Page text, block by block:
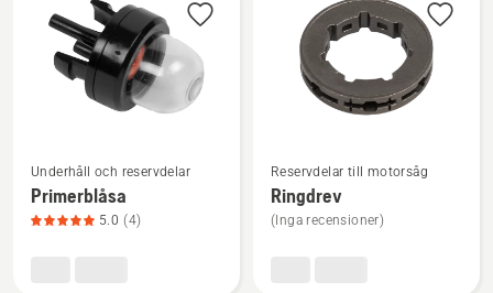
mer
information
om
Underhåll och reservdelar
Primerblåsa
5.0 (4)
mer
information
om
Reservdelar till motorsåg
Ringdrev
(Inga recensioner)